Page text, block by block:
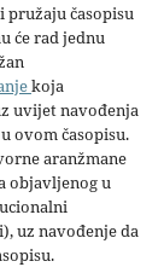
časopisu
će rad jednu
koja
uvijet navođenja
ovom časopisu.
aranžmane
objavljenog u
uz navođenje da